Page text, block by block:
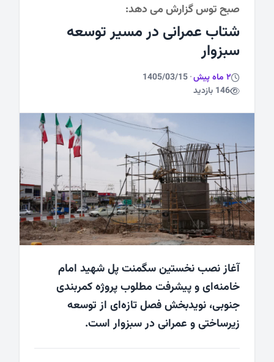
ورزشی
صبح توس گزارش می دهد:
شتاب عمرانی در مسیر توسعه
سبزوار
2 ماه پیش ·
1405/03/15
146 بازدید
آغاز نصب نخستین سگمنت پل شهید امام
خامنه‌ای و پیشرفت مطلوب پروژه کمربندی
جنوبی، نویدبخش فصل تازه‌ای از توسعه
زیرساختی و عمرانی در سبزوار است.